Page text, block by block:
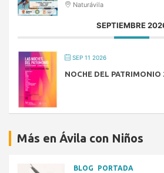
Naturávila
SEPTIEMBRE
SEP 11 2026
NOCHE DEL PATRIMONIO
Más en Ávila con Niños
BLOG PORTADA